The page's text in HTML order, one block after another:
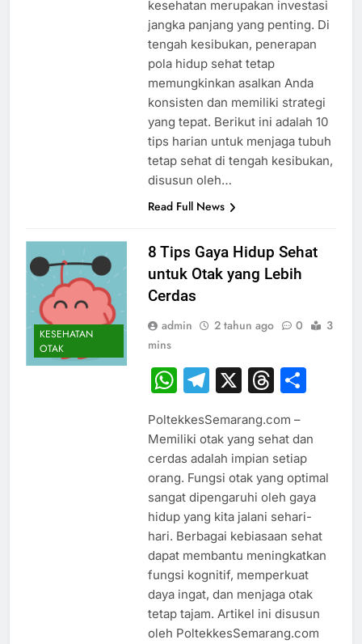
kesehatan merupakan investasi
jangka panjang yang penting. Di
tengah kesibukan, penerapan
pola hidup sehat tetap
memungkinkan asalkan Anda
konsisten dan memiliki strategi
yang tepat. Berikut ini adalah 10
tips harian untuk menjaga tubuh
tetap sehat di tengah kesibukan,
disusun oleh…
Read Full News
KESEHATAN
OTAK
8 Tips Gaya Hidup Sehat
untuk Otak yang Lebih
Cerdas
admin 2 tahun ago 0
3
mins
WhatsApp
Telegram
X
PoltekkesSemarang.com –
Memiliki otak yang sehat dan
cerdas adalah impian setiap
orang. Fungsi otak yang optimal
sangat dipengaruhi oleh gaya
hidup yang kita jalani sehari-
hari. Berbagai kebiasaan sehat
dapat membantu meningkatkan
fungsi kognitif, memperkuat
daya ingat, dan menjaga otak
tetap tajam. Artikel ini disusun
oleh PoltekkesSemarang.com